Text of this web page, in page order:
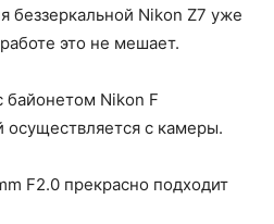
беззеркальной Nikon Z7 уже
это не мешает.
байонетом Nikon F
осуществляется с камеры.
F2.0 прекрасно подходит